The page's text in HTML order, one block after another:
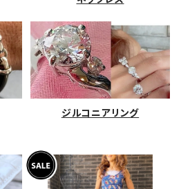
ジルコニアリング